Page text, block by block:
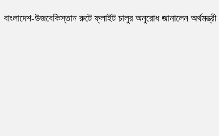
বাংলাদেশ-উজবেকিস্তান রুটে ফ্লাইট চালুর অনুরোধ জানালেন অর্থমন্ত্রী